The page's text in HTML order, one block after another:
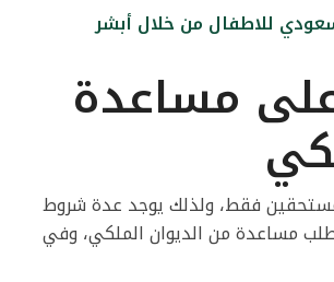
للاطفال من خلال أبشر
مساعدة
فقط، ولذلك يوجد عدة شروط
مساعدة من الديوان الملكي، وفي